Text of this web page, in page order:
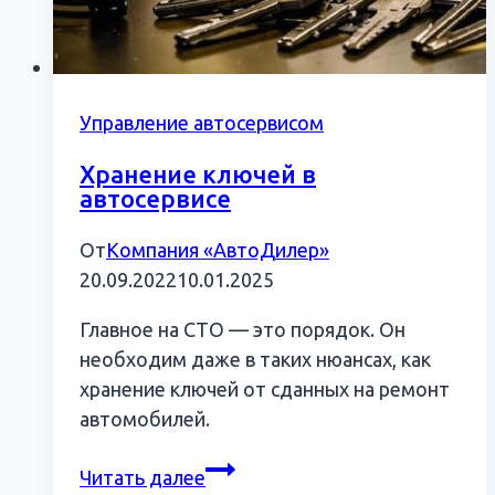
Управление автосервисом
Хранение ключей в
автосервисе
ОтКомпания «АвтоДилер»
20.09.202210.01.2025
Главное на СТО — это порядок. Он
необходим даже в таких нюансах, как
хранение ключей от сданных на ремонт
автомобилей.
Читать далееХранение